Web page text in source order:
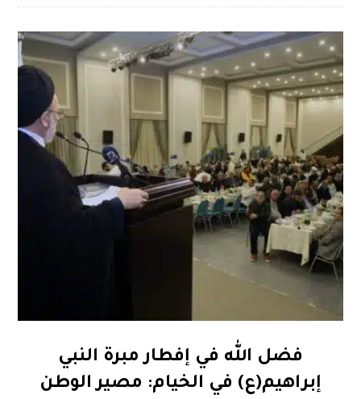
فضل الله في إفطار مبرة النبي
إبراهيم(ع) في الخيام: مصير الوطن